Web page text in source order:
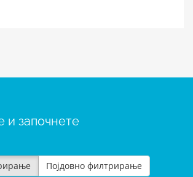
и започнете
Појдовно филтрирање